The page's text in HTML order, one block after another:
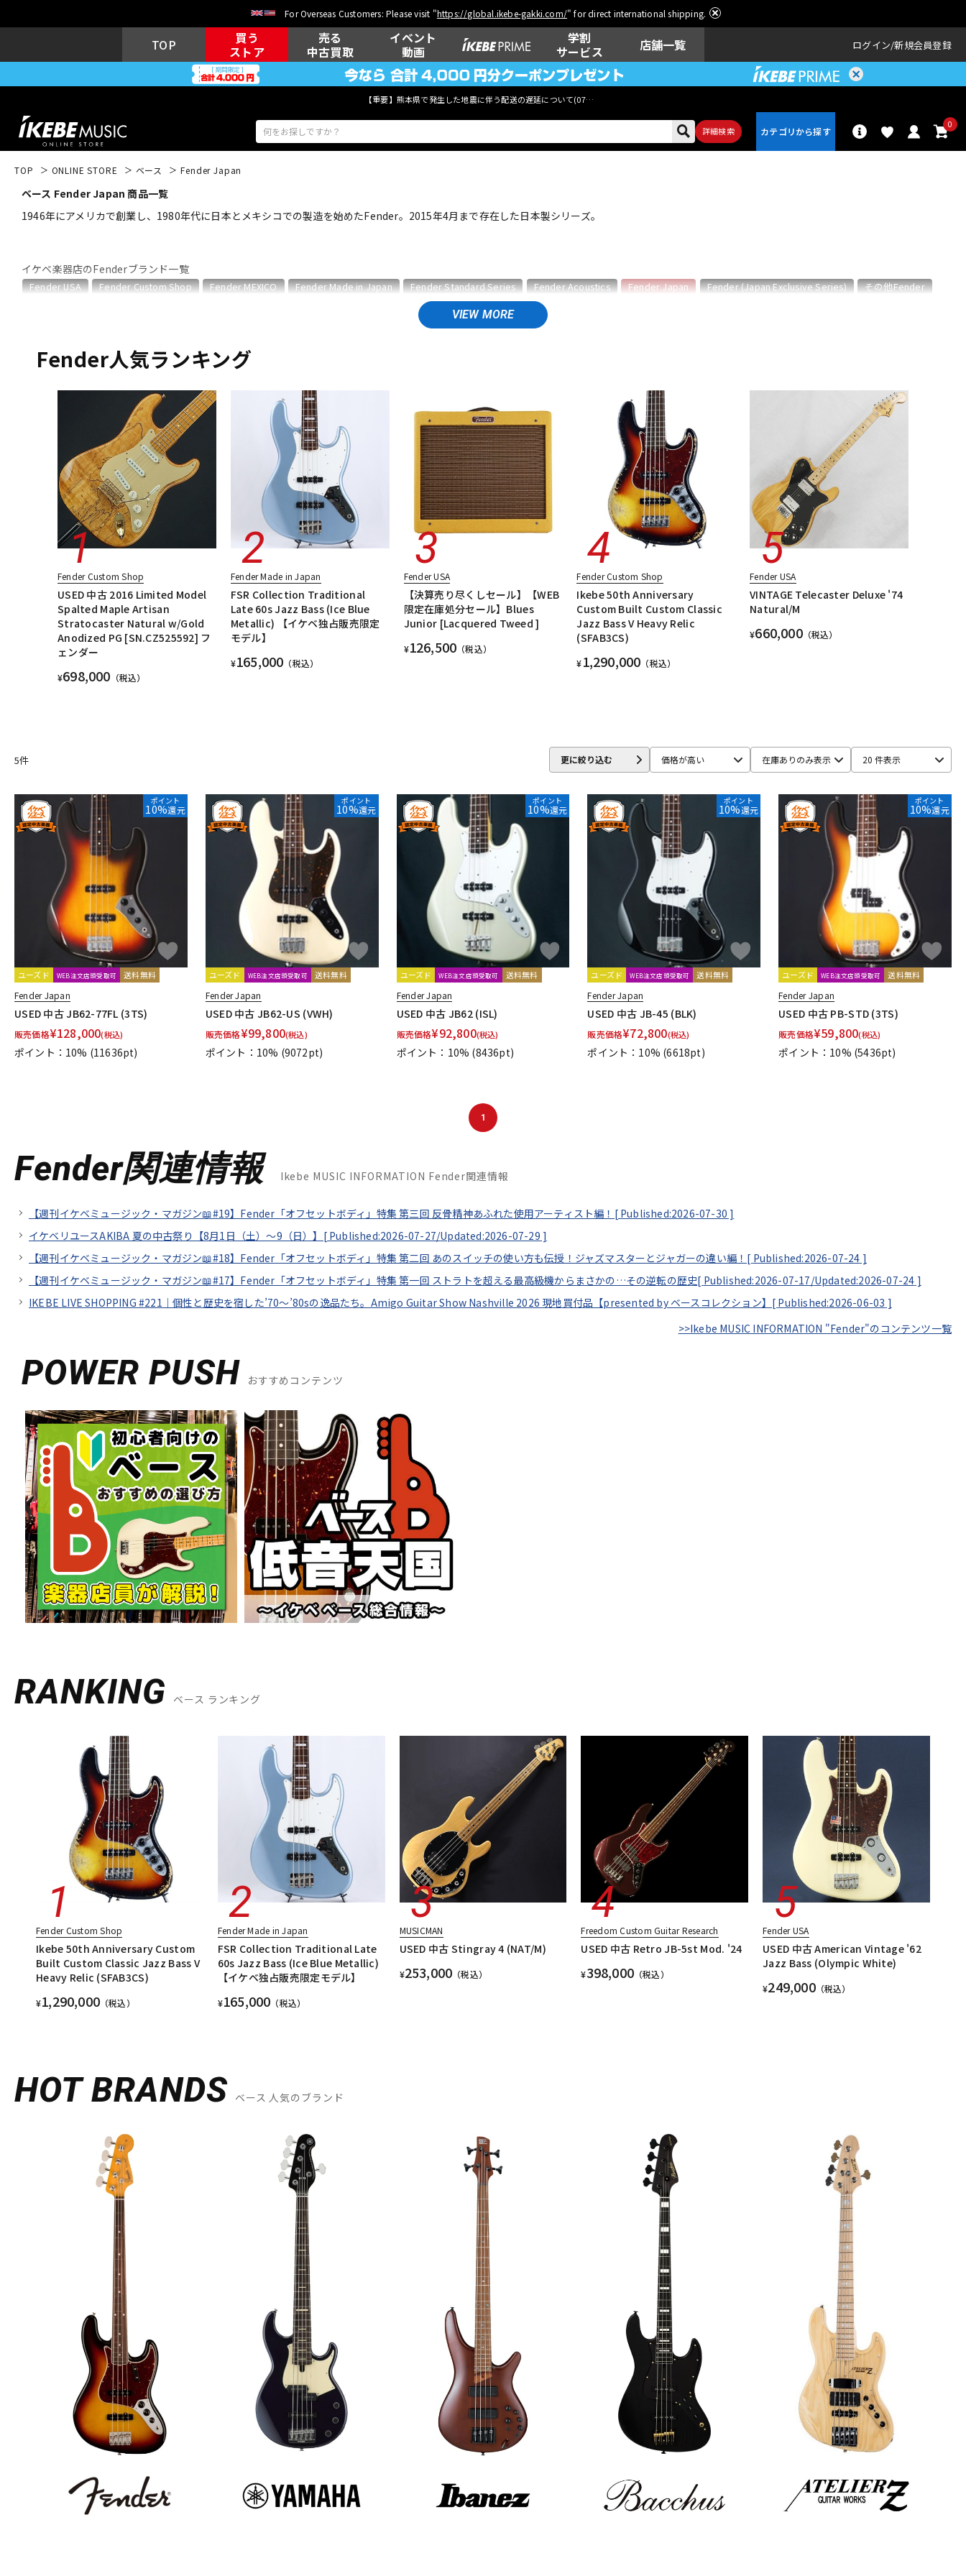
For Overseas Customers: Please visit "https://global.ikebe-gakki.com/" for direct international shipping.
TOP
買う
ストア
売る
中古買取
イベント
動画
学割
サービス
店舗一覧 ログイン 新規会員登録
【重要】熊本県で発生した地震に伴う配送の遅延について(07月29日
詳細検索
0
エレキギター アコ
キーボード
DTM オンラ レコーディン
ヴィンテージ
TOP ONLINE STORE ベース Fender Japan
ベース Fender Japan 商品一覧
1946年にアメリカで創業し、1980年代に日本とメキシコでの製造を始めたFender。2015年4月まで存在した日本製シリーズ。
イケベ楽器店のFenderブランド一覧
Fender USA Fender Custom Shop Fender MEXICO Fender Made in Japan Fender Standard Series Fender Acoustics Fender Japan Fender (Japan Exclusive Series) その他Fender
ヴィンテージ ALL
Fender人気ランキング
Fender Custom Shop
USED 中古 2016 Limited Model
Spalted Maple Artisan
Stratocaster Natural w/Gold
Anodized PG [SN.CZ525592] フ
ェンダー
¥698,000 （税込）
Fender Made in Japan
FSR Collection Traditional
Late 60s Jazz Bass (Ice Blue
Metallic) 【イケベ独占販売限定
モデル】
¥165,000 （税込）
Fender USA
【決算売り尽くしセール】【WEB
限定在庫処分セール】Blues
Junior [Lacquered Tweed ]
¥126,500 （税込）
Fender Custom Shop
Ikebe 50th Anniversary
Custom Built Custom Classic
Jazz Bass V Heavy Relic
(SFAB3CS)
¥1,290,000 （税込）
Fender USA
VINTAGE Telecaster Deluxe '74
Natural/M
¥660,000（税込）
5件 更に絞り込む 価格が高い 在庫ありのみ表示 20 件表示
ポイント
10%還元
ユーズド WEB注文店頭受取可 送料無料
Fender Japan
USED 中古 JB62-77FL (3TS)
販売価格¥128,000(税込)
ポイント：10% (11636pt)
ポイント
10%還元
ユーズド WEB注文店頭受取可 送料無料
Fender Japan
USED 中古 JB62-US (VWH)
販売価格¥99,800(税込)
ポイント：10% (9072pt)
ポイント
10%還元
ユーズド WEB注文店頭受取可 送料無料
Fender Japan
USED 中古 JB62 (ISL)
販売価格¥92,800(税込)
ポイント：10% (8436pt)
ポイント
10%還元
ユーズド WEB注文店頭受取可 送料無料
Fender Japan
USED 中古 JB-45 (BLK)
販売価格¥72,800(税込)
ポイント：10% (6618pt)
ポイント
10%還元
ユーズド WEB注文店頭受取可 送料無料
Fender Japan
USED 中古 PB-STD (3TS)
販売価格¥59,800(税込)
ポイント：10% (5436pt)
1
Fender関連情報 Ikebe MUSIC INFORMATION Fender関連情報
【週刊イケベミュージック・マガジン📖#19】Fender「オフセットボディ」特集 第三回 反骨精神あふれた使用アーティスト編！[ Published:2026-07-30 ]
イケベリユースAKIBA 夏の中古祭り【8月1日（土）～9（日）】[ Published:2026-07-27/Updated:2026-07-29 ]
【週刊イケベミュージック・マガジン📖#18】Fender「オフセットボディ」特集 第二回 あのスイッチの使い方も伝授！ジャズマスターとジャガーの違い編！[ Published:2026-07-24 ]
【週刊イケベミュージック・マガジン📖#17】Fender「オフセットボディ」特集 第一回 ストラトを超える最高級機からまさかの…その逆転の歴史[ Published:2026-07-17/Updated:2026-07-24 ]
IKEBE LIVE SHOPPING #221｜個性と歴史を宿した’70～’80sの逸品たち。Amigo Guitar Show Nashville 2026 現地買付品【presented by ベースコレクション】[ Published:2026-06-03 ]
>>Ikebe MUSIC INFORMATION "Fender"のコンテンツ一覧
POWER PUSH おすすめコンテンツ
RANKING ベース ランキング
Fender Custom Shop
Ikebe 50th Anniversary Custom
Built Custom Classic Jazz Bass V
Heavy Relic (SFAB3CS)
¥1,290,000 （税込）
Fender Made in Japan
FSR Collection Traditional Late
60s Jazz Bass (Ice Blue Metallic)
【イケベ独占販売限定モデル】
¥165,000 （税込）
MUSICMAN
USED 中古 Stingray 4 (NAT/M)
¥253,000 （税込）
Freedom Custom Guitar Research
USED 中古 Retro JB-5st Mod. '24
¥398,000 （税込）
Fender USA
USED 中古 American Vintage '62
Jazz Bass (Olympic White)
¥249,000（税込）
HOT BRANDS ベース 人気のブランド